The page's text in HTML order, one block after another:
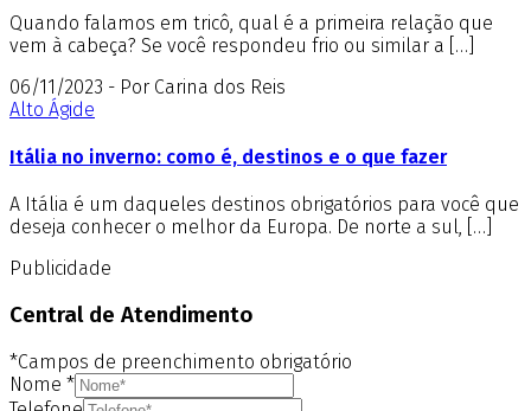
Quando falamos em tricô, qual é a primeira relação que
vem à cabeça? Se você respondeu frio ou similar a […]
06/11/2023 - Por Carina dos Reis
Alto Ágide
Itália no inverno: como é, destinos e o que fazer
A Itália é um daqueles destinos obrigatórios para você que
deseja conhecer o melhor da Europa. De norte a sul, […]
Publicidade
Central de Atendimento
*Campos de preenchimento obrigatório
Nome *